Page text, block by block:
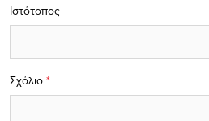
Σχόλιο *
Ιστότοπος